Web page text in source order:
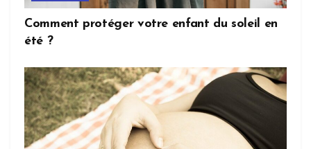
Comment protéger votre enfant du soleil en
été ?